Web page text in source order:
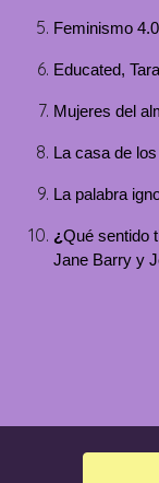
Feminismo
Educated,
Mujeres del
La casa de
La palabra
¿Qué sentido
Jane Barry y